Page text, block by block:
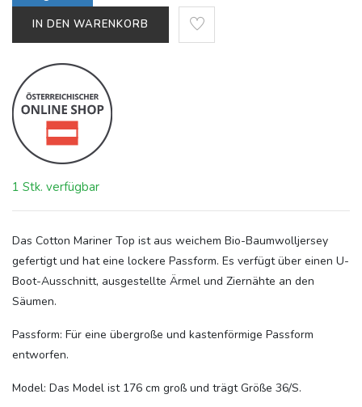
IN DEN WARENKORB
1 Stk. verfügbar
Das Cotton Mariner Top ist aus weichem Bio-Baumwolljersey
gefertigt und hat eine lockere Passform. Es verfügt über einen U-
Boot-Ausschnitt, ausgestellte Ärmel und Ziernähte an den
Säumen.
Passform: Für eine übergroße und kastenförmige Passform
entworfen.
Model: Das Model ist 176 cm groß und trägt Größe 36/S.